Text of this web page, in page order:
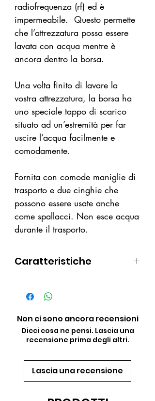
radiofrequenza (rf) ed è
impermeabile. Questo permette
che l’attrezzatura possa essere
lavata con acqua mentre è
ancora dentro la borsa.
Una volta finito di lavare la
vostra attrezzatura, la borsa ha
uno speciale tappo di scarico
situato ad un’estremità per far
uscire l’acqua facilmente e
comodamente.
Fornita con comode maniglie di
trasporto e due cinghie che
possono essere usate anche
come spallacci. Non esce acqua
durante il trasporto.
Caratteristiche
• Cerniera resistente all’acqua
l’acqua
• Ideale per le pinne gara
• Volume: 135 l
Non ci sono ancora recensioni
Dicci cosa ne pensi. Lascia una
recensione prima degli altri.
Lascia una recensione